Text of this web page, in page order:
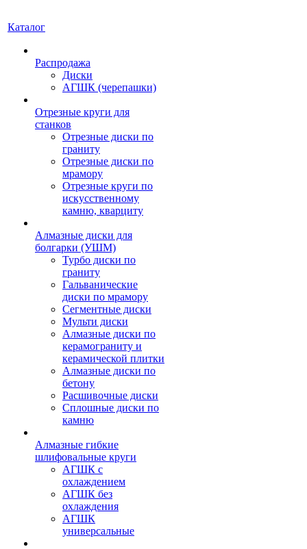
Каталог
Распродажа
Диски
АГШК (черепашки)
Отрезные круги для
станков
Отрезные диски по
граниту
Отрезные диски по
мрамору
Отрезные круги по
искусственному
камню, кварциту
Алмазные диски для
болгарки (УШМ)
Турбо диски по
граниту
Гальванические
диски по мрамору
Сегментные диски
Мульти диски
Алмазные диски по
керамограниту и
керамической плитки
Алмазные диски по
бетону
Расшивочные диски
Сплошные диски по
камню
Алмазные гибкие
шлифовальные круги
АГШК с
охлаждением
АГШК без
охлаждения
АГШК
универсальные